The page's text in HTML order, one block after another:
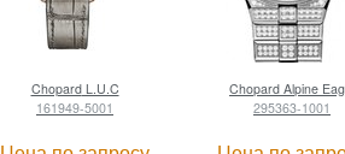
ChopardL.U.C
161949-5001
Chopard Alpine
295363-1001